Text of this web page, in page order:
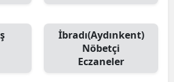
İbradı(Aydınkent)
Nöbetçi
Eczaneler